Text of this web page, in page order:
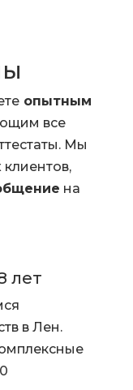
опытным
все
Мы
на
лет
в Лен.